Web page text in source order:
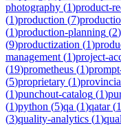
photography (1)product-
(1)production (7)
(1)production-planning (2)
(9)productization (1)
management (1)project-
(19)prometheus (1)
(5)proprietary (1)
(1)punchout-catalog (1)
(1)python (5)qa (1)qatar(1
(3)quality-analytics (1)